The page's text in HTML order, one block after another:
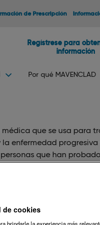
de Prescripción
Regístrese para
información
Por qué MAVENCLAD
que se usa para
enfermedad
personas que han
clínico aislado
niños menores de 18
de cookies